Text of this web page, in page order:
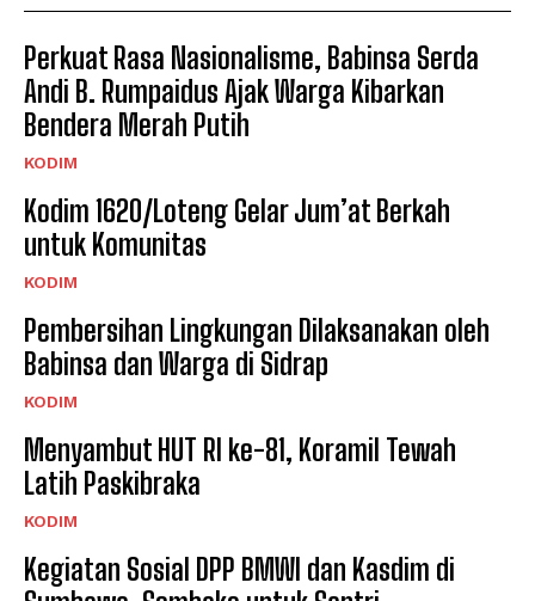
Perkuat Rasa Nasionalisme, Babinsa Serda
Andi B. Rumpaidus Ajak Warga Kibarkan
Bendera Merah Putih
KODIM
Kodim 1620/Loteng Gelar Jum’at Berkah
untuk Komunitas
KODIM
Pembersihan Lingkungan Dilaksanakan oleh
Babinsa dan Warga di Sidrap
KODIM
Menyambut HUT RI ke-81, Koramil Tewah
Latih Paskibraka
KODIM
Kegiatan Sosial DPP BMWI dan Kasdim di